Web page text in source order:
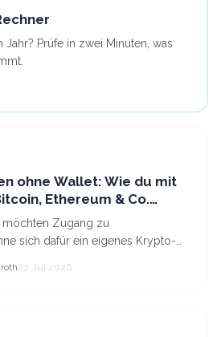
Jahr? Prüfe in zwei Minuten, was
ohne Wallet: Wie du mit
Ethereum & Co.
möchten Zugang zu
sich dafür ein eigenes Krypto-
Dazu kommt, dass viele
27. Jul 2026